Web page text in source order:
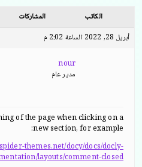
الكاتب
المشاركات
أبريل 28, 2022 الساعة 2:02 م
nour
مدير عام
of the page when clicking on a
new section, for example:
themes.net/docy/docs/docly-
layouts/comment-closed/